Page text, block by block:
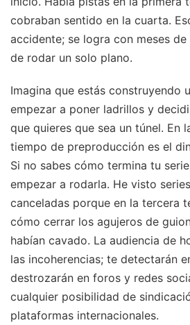
cobraban sentido en la cuarta.
accidente; se logra con meses
de rodar un solo plano.
Imagina que estás construyendo
empezar a poner ladrillos y
que quieres que sea un túnel. En
tiempo de preproducción es el
Si no sabes cómo termina tu
empezar a rodarla. He visto
canceladas porque en la tercera
cómo cerrar los agujeros de
habían cavado. La audiencia de
las incoherencias; te detectarán
destrozarán en foros y redes
cualquier posibilidad de
plataformas internacionales.